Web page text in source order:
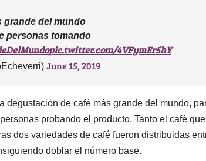
grande del mundo
personas tomando
pic.twitter.com/4VFymEr5hY
June 15, 2019
degustación de café más grande del mundo,
probando el producto. Tanto el café
dos variedades de café fueron distribuidas
doblar el número base.